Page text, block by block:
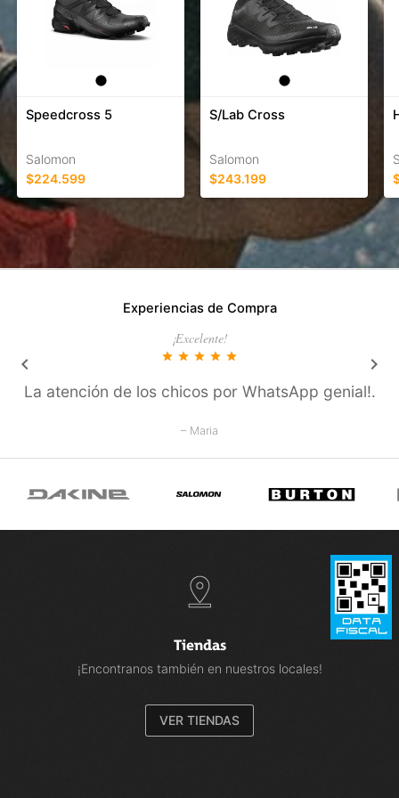
Speedcross 5
Salomon
$224.599
S/Lab Cross
Salomon
$243.199
Experiencias de Compra
¡Excelente!
star star star star star
La atención de los chicos por WhatsApp genial!.
– Maria
keyboard_arrow_left keyboard_arrow_right
Tiendas
¡Encontranos también en nuestros locales!
VER TIENDAS